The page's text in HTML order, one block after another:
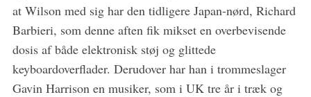
at Wilson med sig har den tidligere Japan-nørd, Richard
Barbieri, som denne aften fik mikset en overbevisende
dosis af både elektronisk støj og glittede
keyboardoverflader. Derudover har han i trommeslager
Gavin Harrison en musiker, som i UK tre år i træk og